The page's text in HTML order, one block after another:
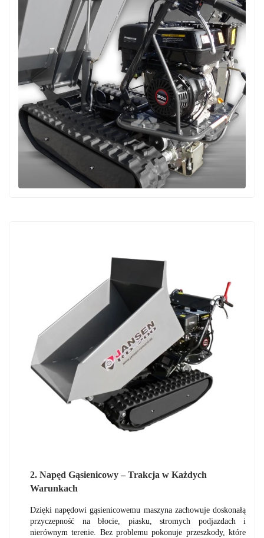
2. Napęd Gąsienicowy – Trakcja w Każdych
Warunkach
Dzięki napędowi gąsienicowemu maszyna zachowuje doskonałą
przyczepność na błocie, piasku, stromych podjazdach i
nierównym terenie. Bez problemu pokonuje przeszkody, które